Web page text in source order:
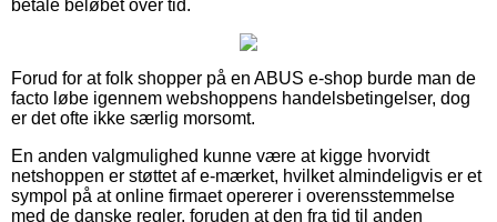
betale beløbet over tid.
Forud for at folk shopper på en ABUS e-shop burde man de
facto løbe igennem webshoppens handelsbetingelser, dog
er det ofte ikke særlig morsomt.
En anden valgmulighed kunne være at kigge hvorvidt
netshoppen er støttet af e-mærket, hvilket almindeligvis er et
sympol på at online firmaet opererer i overensstemmelse
med de danske regler, foruden at den fra tid til anden